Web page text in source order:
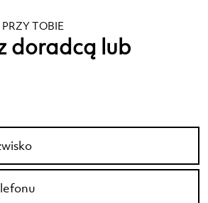
TOBIE
doradcą lub